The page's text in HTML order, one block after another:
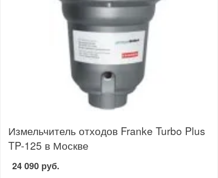
Измельчитель отходов Franke Turbo Plus
TP-125 в Москве
24 090 руб.